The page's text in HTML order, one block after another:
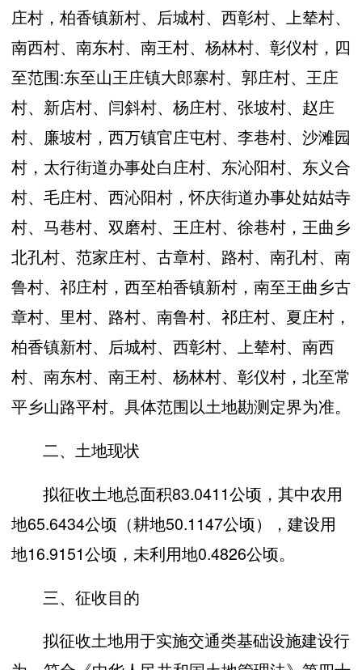
庄村，柏香镇新村、后城村、西彰村、上辇村、
南西村、南东村、南王村、杨林村、彰仪村，四
至范围:东至山王庄镇大郎寨村、郭庄村、王庄
村、新店村、闫斜村、杨庄村、张坡村、赵庄
村、廉坡村，西万镇官庄屯村、李巷村、沙滩园
村，太行街道办事处白庄村、东沁阳村、东义合
村、毛庄村、西沁阳村，怀庆街道办事处姑姑寺
村、马巷村、双磨村、王庄村、徐巷村，王曲乡
北孔村、范家庄村、古章村、路村、南孔村、南
鲁村、祁庄村，西至柏香镇新村，南至王曲乡古
章村、里村、路村、南鲁村、祁庄村、夏庄村，
柏香镇新村、后城村、西彰村、上辇村、南西
村、南东村、南王村、杨林村、彰仪村，北至常
平乡山路平村。具体范围以土地勘测定界为准。
二、土地现状
拟征收土地总面积83.0411公顷，其中农用
地65.6434公顷（耕地50.1147公顷），建设用
地16.9151公顷，未利用地0.4826公顷。
三、征收目的
拟征收土地用于实施交通类基础设施建设行